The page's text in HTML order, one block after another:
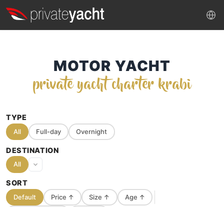
MOTOR YACHT
private yacht charter krabi
TYPE
All Full-day Overnight
DESTINATION
All
SORT
Default Price ↑ Size ↑ Age ↑